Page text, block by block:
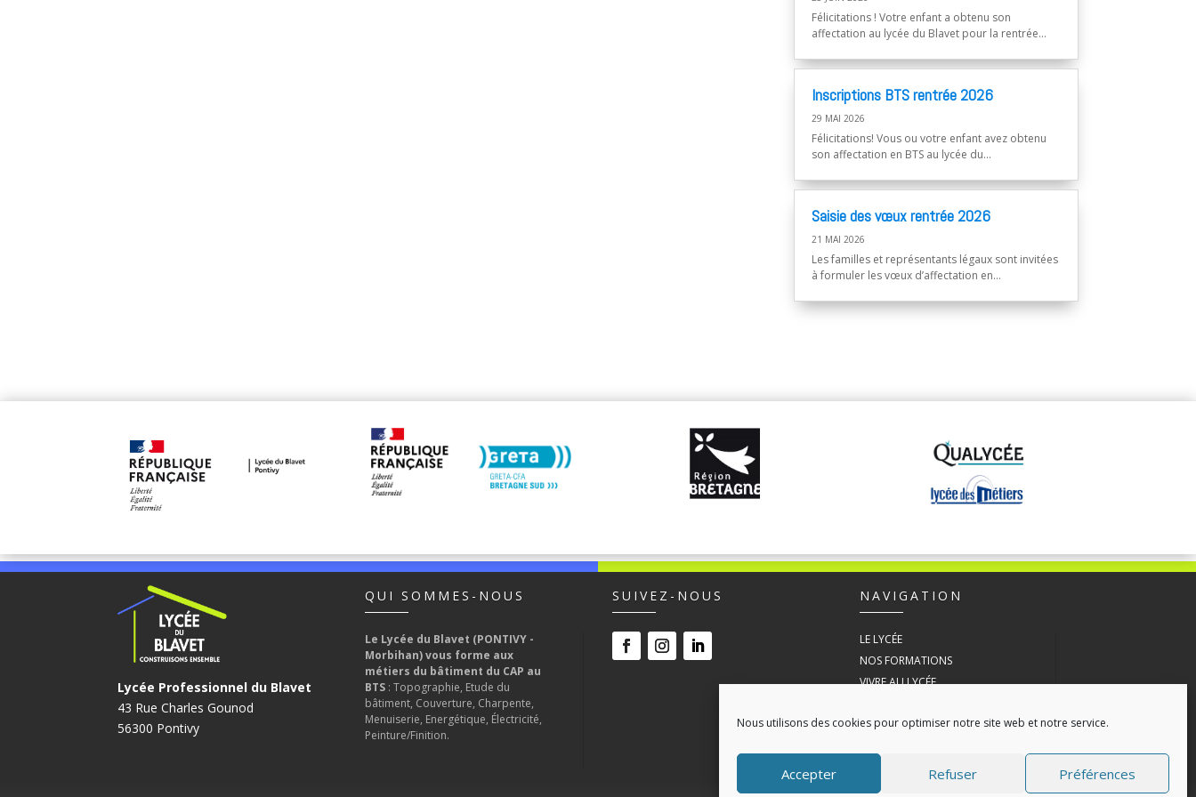
Nous utilisons des cookies pour optimiser notre site web et notre service.
Accepter Refuser Préférences
Félicitations ! Votre enfant a obtenu son
affectation au lycée du Blavet pour la rentrée...
Inscriptions BTS rentrée 2026
29 MAI 2026
Félicitations! Vous ou votre enfant avez obtenu
son affectation en BTS au lycée du...
Saisie des vœux rentrée 2026
21 MAI 2026
Les familles et représentants légaux sont invitées
à formuler les vœux d’affectation en...
Lycée Professionnel du Blavet
43 Rue Charles Gounod
56300 Pontivy
QUI SOMMES-NOUS
Le Lycée du Blavet (PONTIVY -
Morbihan) vous forme aux
métiers du bâtiment du CAP au
BTS : Topographie, Etude du
bâtiment, Couverture, Charpente,
Menuiserie, Energétique, Électricité,
Peinture/Finition.
SUIVEZ-NOUS NAVIGATION
LE LYCÉE
NOS FORMATIONS
VIVRE AU LYCÉE
ACTUALITÉS
POLITIQUE DE COOKIES (UE)